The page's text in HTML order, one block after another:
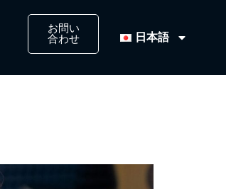
お問い
合わせ​
日本語